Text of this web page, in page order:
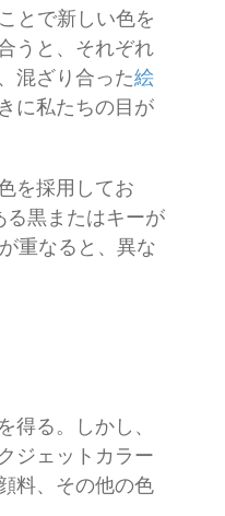
とで新しい色を
うと、それぞれ
混ざり合った絵
に私たちの目が
を採用してお
る黒またはキーが
重なると、異な
る。しかし、
ジェットカラー
料、その他の色